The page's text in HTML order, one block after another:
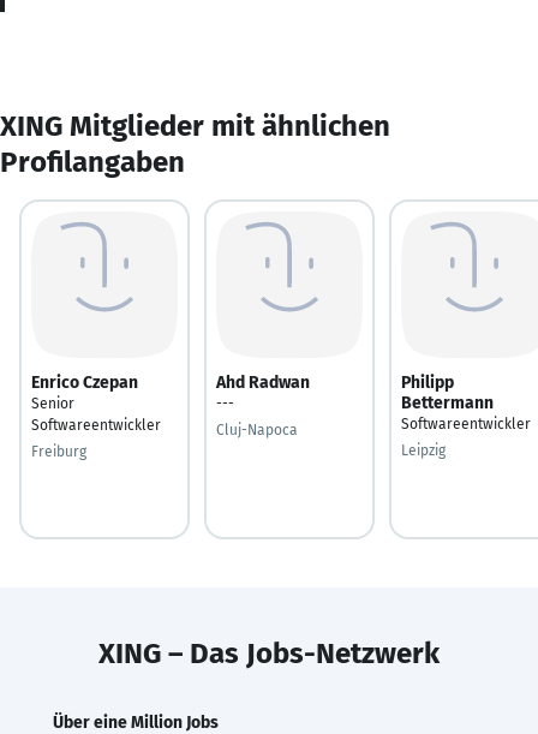
XING Mitglieder mit ähnlichen
Profilangaben
Enrico Czepan
Senior
Softwareentwickler
Freiburg
Ahd Radwan
---
Cluj-Napoca
Philipp
Bettermann
Softwareentwickler
Leipzig
XING – Das Jobs-Netzwerk
Über eine Million Jobs